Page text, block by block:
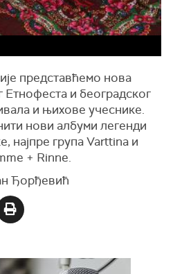
представћемо нова
Етнофеста и београдског
и њихове учеснике.
нови албуми легенди
најпре група Varttina и
+ Rinne.
Ђорђевић